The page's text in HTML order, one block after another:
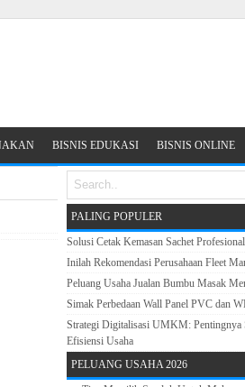
BISNIS EDUKASI BISNIS ONLINE
PALING POPULER
Solusi Cetak Kemasan Sachet Profesional
Inilah Rekomendasi Perusahaan Fleet
Peluang Usaha Jualan Bumbu Masak
Simak Perbedaan Wall Panel PVC dan
Strategi Digitalisasi UMKM: Pentingnya
Efisiensi Usaha
PELUANG USAHA 2026